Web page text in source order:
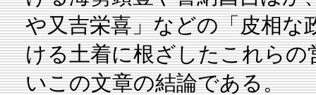
や又吉栄喜」などの「皮相な
ける土着に根ざしたこれら
いこの文章の結論である。